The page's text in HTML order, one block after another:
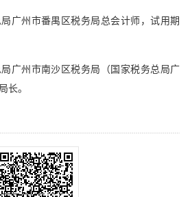
广州市番禺区税务局总会计师，试用期
广州市南沙区税务局（国家税务总局广
长。